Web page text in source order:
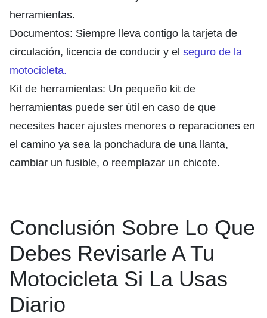
herramientas.
Documentos: Siempre lleva contigo la tarjeta de
circulación, licencia de conducir y el seguro de la
motocicleta.
Kit de herramientas: Un pequeño kit de
herramientas puede ser útil en caso de que
necesites hacer ajustes menores o reparaciones en
el camino ya sea la ponchadura de una llanta,
cambiar un fusible, o reemplazar un chicote.
Conclusión Sobre Lo Que
Debes Revisarle A Tu
Motocicleta Si La Usas
Diario